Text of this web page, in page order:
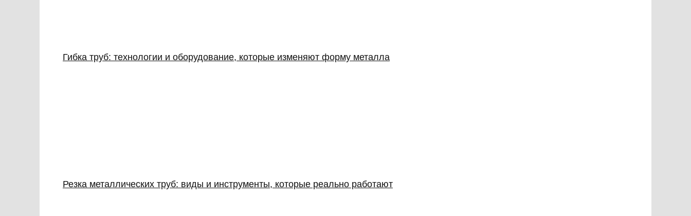
Гибка труб: технологии и оборудование, которые изменяют форму металла
Резка металлических труб: виды и инструменты, которые реально работают